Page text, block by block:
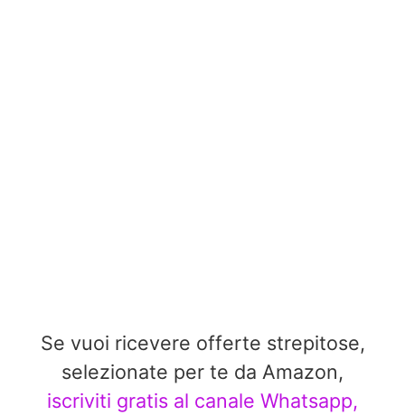
Se vuoi ricevere offerte strepitose,
selezionate per te da Amazon,
iscriviti gratis al canale Whatsapp,